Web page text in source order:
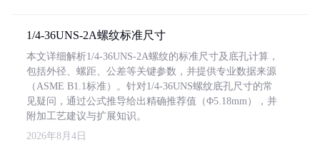
1/4-36UNS-2A螺纹标准尺寸
本文详细解析1/4-36UNS-2A螺纹的标准尺寸及底孔计算，
包括外径、螺距、公差等关键参数，并提供专业数据来源
（ASME B1.1标准）。针对1/4-36UNS螺纹底孔尺寸的常
见疑问，通过公式推导给出精确推荐值（Φ5.18mm），并
附加工艺建议与扩展知识。
2026年8月4日